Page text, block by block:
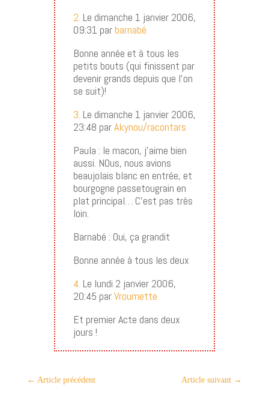
2. Le dimanche 1 janvier 2006,
09:31 parbarnabé
Bonne année et à tous les
petits bouts (qui finissent par
devenir grands depuis que l’on
se suit)!
3. Le dimanche 1 janvier 2006,
23:48 parAkynou/racontars
Paula : le macon, j’aime bien
aussi. NOus, nous avions
beaujolais blanc en entrée, et
bourgogne passetougrain en
plat principal… C’est pas très
loin.
Barnabé : Oui, ça grandit
Bonne année à tous les deux
4. Le lundi 2 janvier 2006,
20:45 parVroumette
Et premier Acte dans deux
jours !
← Article précédent Article suivant →